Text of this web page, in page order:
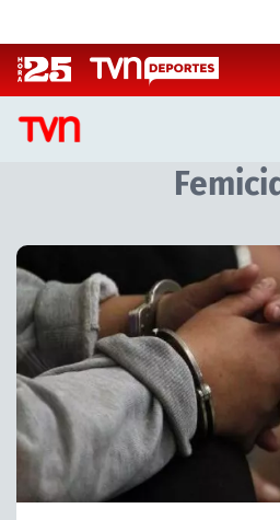
CASTING MASTERCHEF CHILE
CASTING TVN VERTICAL
TVN VERTICAL
TVN PLAY
PROGRAMAS
TELESERIES
Artículos relacionados con